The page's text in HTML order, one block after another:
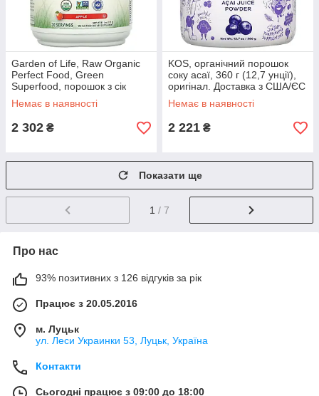
Garden of Life, Raw Organic
Perfect Food, Green
Superfood, порошок з сік
яблуко, 231 г (8,14 унції),
оригінал. Доставка з США/ЄС
Немає в наявності
2 302 ₴
KOS, органічний порошок
соку асаї, 360 г (12,7 унції),
оригінал. Доставка з США/ЄС
протягом 14 днів
Немає в наявності
2 221 ₴
Показати ще
1 / 7
Про нас
93% позитивних з 126 відгуків за рік
Працює з 20.05.2016
м. Луцьк
ул. Леси Украинки 53, Луцьк, Україна
Контакти
Сьогодні працює з 09:00 до 18:00